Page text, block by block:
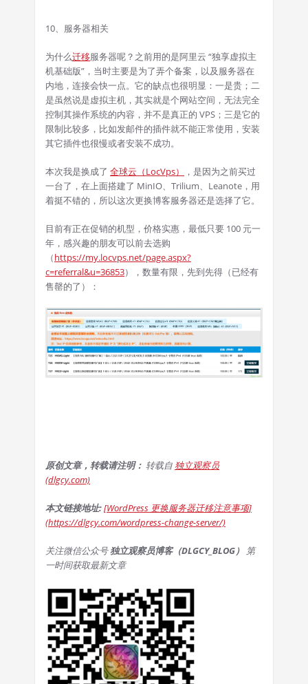
10、服务器相关
为什么迁移服务器呢？之前用的是阿里云 “独享虚拟主
机基础版”，当时主要是为了弄个备案，以及服务器在
内地，连接会快一点。它的缺点也很明显：一是贵；二
是虽然说是虚拟主机，其实就是个网站空间，无法完全
控制其操作系统的内容，并不是真正的 VPS；三是它的
限制比较多，比如发邮件的插件就不能正常使用，安装
其它插件也很慢或者安装不成功。
本次我是换成了 全球云（LocVps）
，是因为之前买过
一台了，在上面搭建了 MinIO、Trilium、Leanote，用
着挺不错的，所以这次更换博客服务器还是选择了它。
目前有正在促销的机型，价格实惠，最低只要 100 元一
年，感兴趣的朋友可以前去选购
（https://my.locvps.net/page.aspx?
c=referral&u=36853），数量有限，先到先得（已经有
售罄的了）：
原创文章，转载请注明： 转载自独立观察员
(dlgcy.com)
本文链接地址:[WordPress 更换服务器迁移注意事项]
(https://dlgcy.com/wordpress-change-server/)
关注微信公众号独立观察员博客（DLGCY_BLOG）
第
一时间获取最新文章